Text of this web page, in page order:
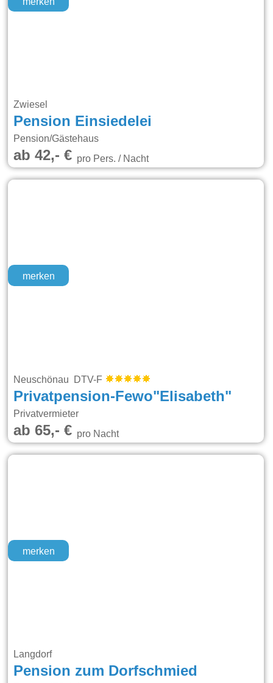
Zwiesel
Pension Einsiedelei
Pension/Gästehaus
ab 42,- €pro Pers. / Nacht
merken
Neuschönau DTV-F
Privatpension-Fewo"Elisabeth"
Privatvermieter
ab 65,- €pro Nacht
merken
Langdorf
Pension zum Dorfschmied